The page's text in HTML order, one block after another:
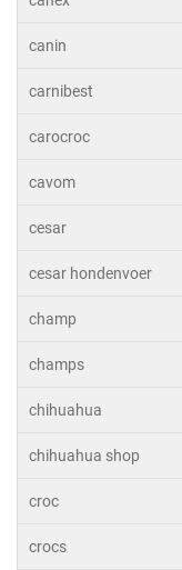
canin
carnibest
carocroc
cavom
cesar
cesar hondenvoer
champ
champs
chihuahua
chihuahua shop
croc
crocs